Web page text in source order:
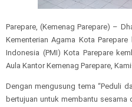
Parepare, (Kemenag Parepare) –
Kementerian Agama Kota
Indonesia (PMI) Kota Parepare
Aula Kantor Kemenag Parepare,
Dengan mengusung tema “Peduli
bertujuan untuk membantu sesama